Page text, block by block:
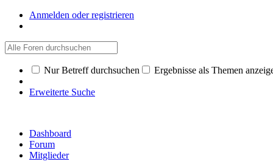
Anmelden oder registrieren
Nur Betreff durchsuchen Ergebnisse als Themen
Erweiterte Suche
Dashboard
Forum
Mitglieder